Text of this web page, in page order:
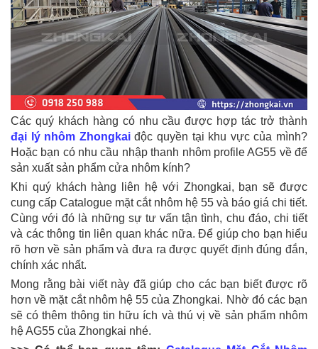
Các quý khách hàng có nhu cầu được hợp tác trở thành
đại lý nhôm Zhongkaiđộc quyền tại khu vực của mình?
Hoặc bạn có nhu cầu nhập thanh nhôm profile AG55 về để
sản xuất sản phẩm cửa nhôm kính?
Khi quý khách hàng liên hệ với Zhongkai, bạn sẽ được
cung cấp Catalogue mặt cắt nhôm hệ 55 và báo giá chi tiết.
Cùng với đó là những sự tư vấn tận tình, chu đáo, chi tiết
và các thông tin liên quan khác nữa. Để giúp cho bạn hiểu
rõ hơn về sản phẩm và đưa ra được quyết định đúng đắn,
chính xác nhất.
Mong rằng bài viết này đã giúp cho các bạn biết được rõ
hơn về mặt cắt nhôm hệ 55 của Zhongkai. Nhờ đó các bạn
sẽ có thêm thông tin hữu ích và thú vị về sản phẩm nhôm
hệ AG55 của Zhongkai nhé.